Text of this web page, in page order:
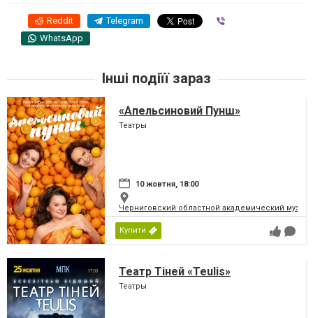
Reddit Telegram
WhatsApp
Інші подіїї зараз
«Апельсиновий Пунш»
Театры
10 жовтня, 18:00
Черниговский областной академический
Купити
Театр Тіней «Teulis»
Театры